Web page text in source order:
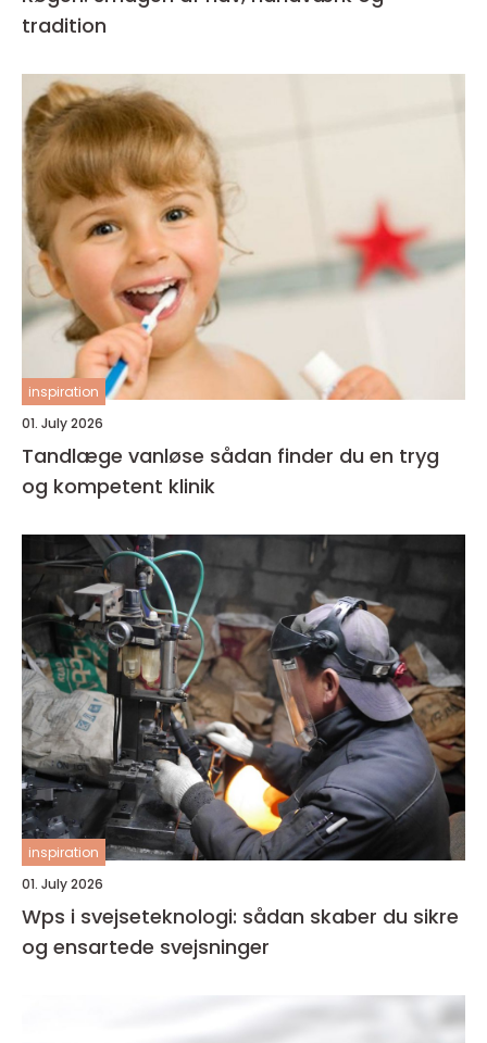
tradition
inspiration
01. July 2026
Tandlæge vanløse sådan finder du en tryg
og kompetent klinik
inspiration
01. July 2026
Wps i svejseteknologi: sådan skaber du sikre
og ensartede svejsninger